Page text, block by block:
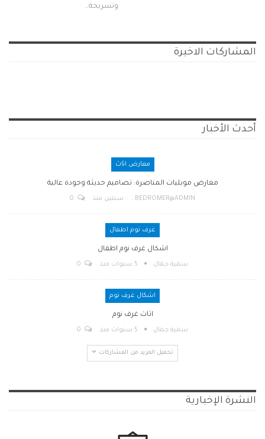
وتسريحة…
المشاركات الاخيرة
أحدث الأخبار
معارض اثاث
معارض موبليات المناصرة: تصاميم حديثة وجودة عالية
BEDROMER@ADMIN سنتين منذ
غرف نوم اطفال
اشكال غرف نوم اطفال
سمية جمال 5 سنوات منذ
اشكال غرف نوم
اثاث غرف نوم
سمية جمال 5 سنوات منذ
تحميل المزيد من المشاركات
النشرة الإخبارية